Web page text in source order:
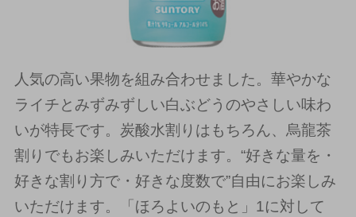
人気の高い果物を組み合わせました。華やかな
ライチとみずみずしい白ぶどうのやさしい味わ
いが特長です。炭酸水割りはもちろん、烏龍茶
割りでもお楽しみいただけます。“好きな量を・
好きな割り方で・好きな度数で”自由にお楽しみ
いただけます。「ほろよいのもと」1に対して